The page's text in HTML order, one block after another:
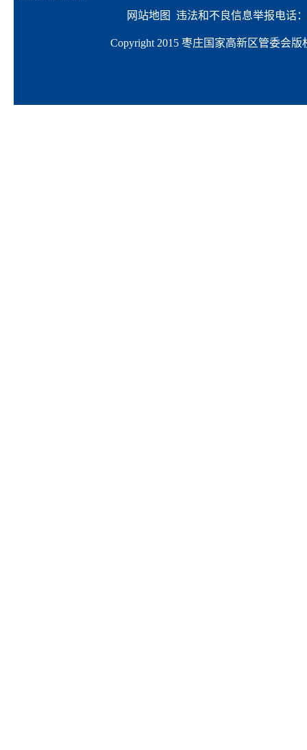
网站地图
违法和不良信息举报电话
Copyright 2015 枣庄国家高新区管委会